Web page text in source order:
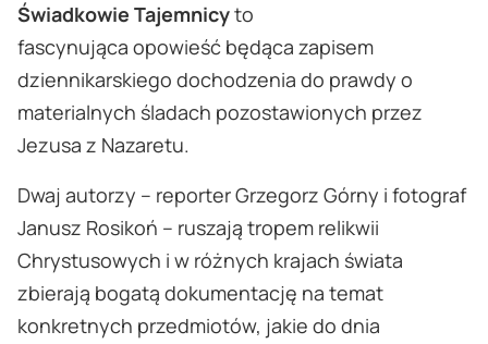
Świadkowie Tajemnicyto
fascynująca opowieść będąca zapisem
dziennikarskiego dochodzenia do prawdy o
materialnych śladach pozostawionych przez
Jezusa z Nazaretu.
Dwaj autorzy – reporter Grzegorz Górny i fotograf
Janusz Rosikoń – ruszają tropem relikwii
Chrystusowych i w różnych krajach świata
zbierają bogatą dokumentację na temat
konkretnych przedmiotów, jakie do dnia